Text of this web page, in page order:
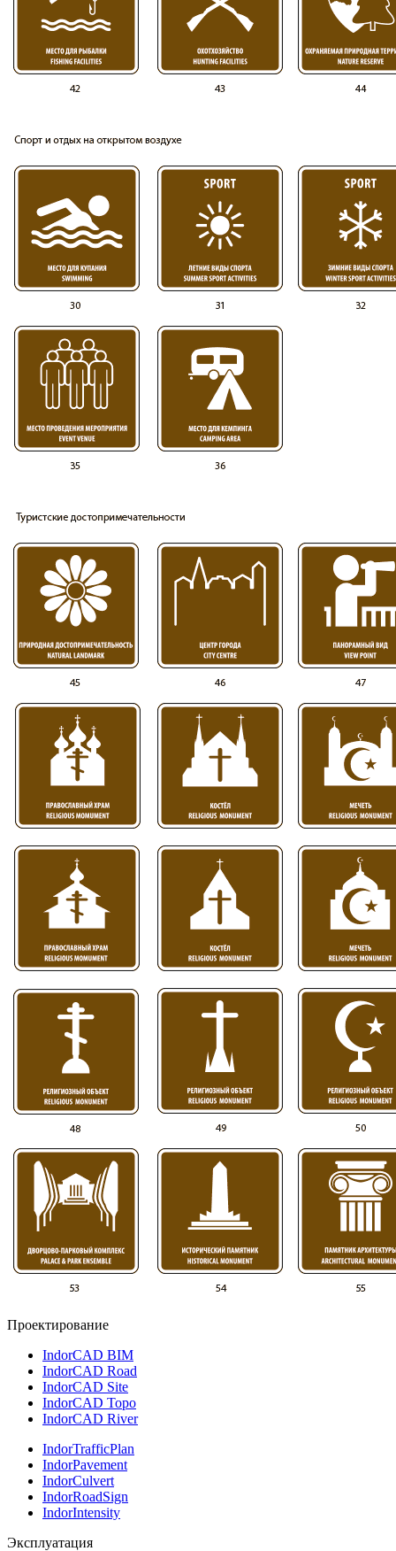
Проектирование
IndorCAD BIM
IndorCAD Road
IndorCAD Site
IndorCAD Topo
IndorCAD River
IndorTrafficPlan
IndorPavement
IndorCulvert
IndorRoadSign
IndorIntensity
Эксплуатация